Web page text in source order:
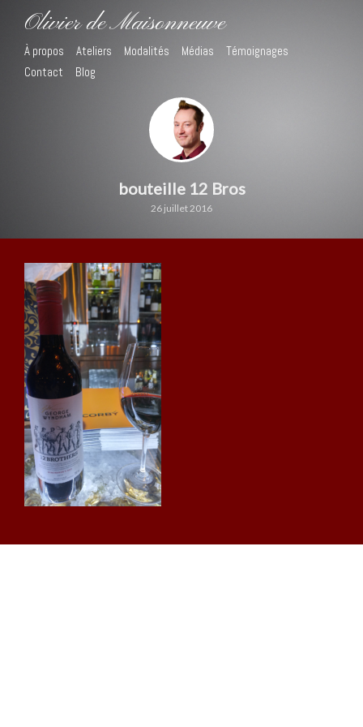
Olivier de Maisonneuve
À propos Ateliers Modalités Médias
Témoignages
Contact
Blog
bouteille 12 Bros
26 juillet 2016